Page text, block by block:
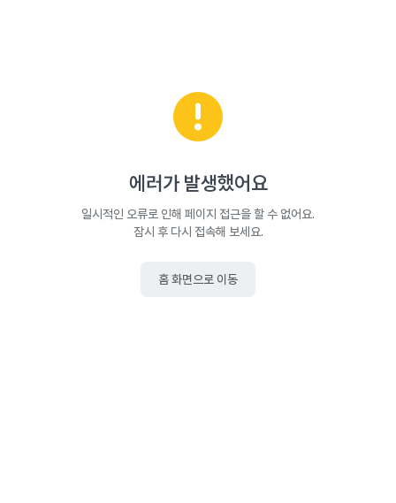
에러가 발생했어요
일시적인 오류로 인해 페이지 접근을 할 수 없어요.
잠시 후 다시 접속해 보세요.
홈 화면으로 이동